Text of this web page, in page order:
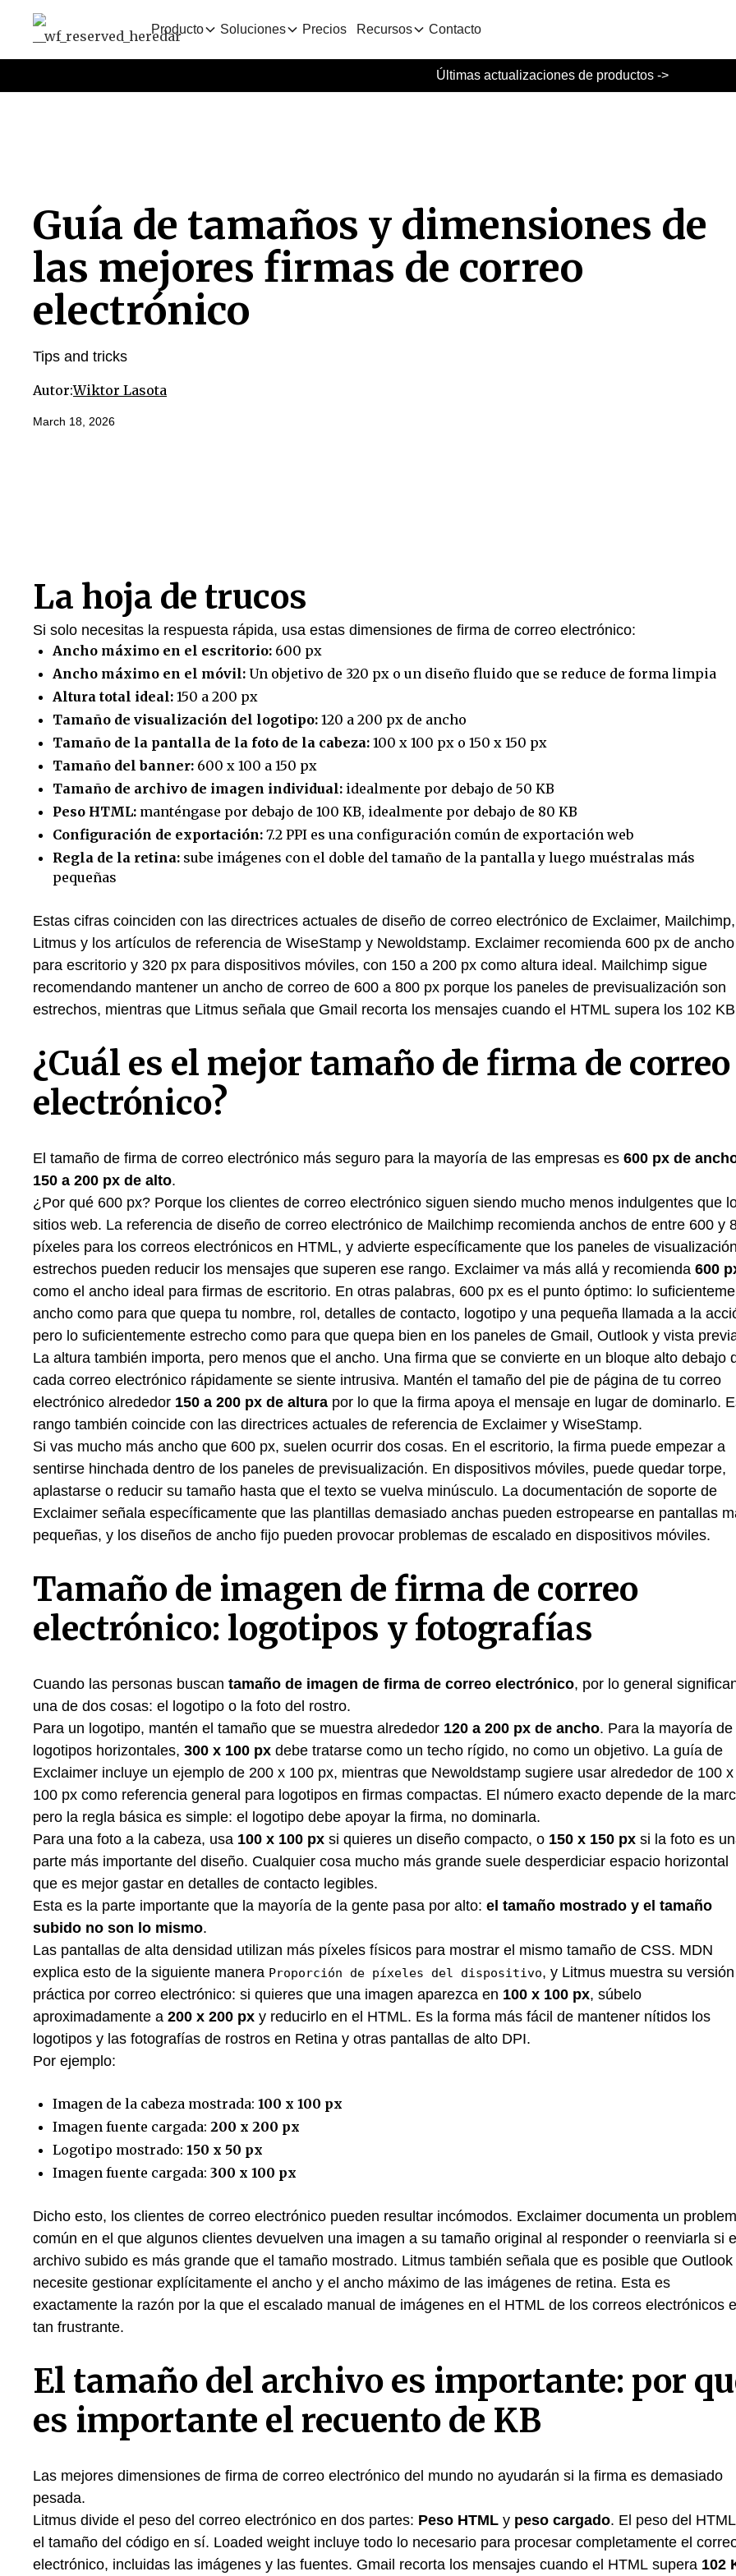
Producto Soluciones Precios Recursos Contacto
Últimas actualizaciones de productos ->
Guía de tamaños y dimensiones de
las mejores firmas de correo
electrónico
Tips and tricks
Autor:Wiktor Lasota
March 18, 2026
La hoja de trucos
Si solo necesitas la respuesta rápida, usa estas dimensiones de firma de correo electrónico:
Ancho máximo en el escritorio: 600 px
Ancho máximo en el móvil: Un objetivo de 320 px o un diseño fluido que se reduce de forma limpia
Altura total ideal: 150 a 200 px
Tamaño de visualización del logotipo: 120 a 200 px de ancho
Tamaño de la pantalla de la foto de la cabeza: 100 x 100 px o 150 x 150 px
Tamaño del banner: 600 x 100 a 150 px
Tamaño de archivo de imagen individual: idealmente por debajo de 50 KB
Peso HTML: manténgase por debajo de 100 KB, idealmente por debajo de 80 KB
Configuración de exportación: 7.2 PPI es una configuración común de exportación web
Regla de la retina: sube imágenes con el doble del tamaño de la pantalla y luego muéstralas más
pequeñas
Estas cifras coinciden con las directrices actuales de diseño de correo electrónico de Exclaimer, Mailchimp,
Litmus y los artículos de referencia de WiseStamp y Newoldstamp. Exclaimer recomienda 600 px de ancho
para escritorio y 320 px para dispositivos móviles, con 150 a 200 px como altura ideal. Mailchimp sigue
recomendando mantener un ancho de correo de 600 a 800 px porque los paneles de previsualización son
estrechos, mientras que Litmus señala que Gmail recorta los mensajes cuando el HTML supera los 102
¿Cuál es el mejor tamaño de firma de correo
electrónico?
El tamaño de firma de correo electrónico más seguro para la mayoría de las empresas es 600 px de
150 a 200 px de alto.
¿Por qué 600 px? Porque los clientes de correo electrónico siguen siendo mucho menos indulgentes que
sitios web. La referencia de diseño de correo electrónico de Mailchimp recomienda anchos de entre 600 y
píxeles para los correos electrónicos en HTML, y advierte específicamente que los paneles de visualización
estrechos pueden reducir los mensajes que superen ese rango. Exclaimer va más allá y recomienda 600
como el ancho ideal para firmas de escritorio. En otras palabras, 600 px es el punto óptimo: lo
ancho como para que quepa tu nombre, rol, detalles de contacto, logotipo y una pequeña llamada a la
pero lo suficientemente estrecho como para que quepa bien en los paneles de Gmail, Outlook y vista
La altura también importa, pero menos que el ancho. Una firma que se convierte en un bloque alto debajo
cada correo electrónico rápidamente se siente intrusiva. Mantén el tamaño del pie de página de tu correo
electrónico alrededor 150 a 200 px de altura por lo que la firma apoya el mensaje en lugar de dominarlo.
rango también coincide con las directrices actuales de referencia de Exclaimer y WiseStamp.
Si vas mucho más ancho que 600 px, suelen ocurrir dos cosas. En el escritorio, la firma puede empezar a
sentirse hinchada dentro de los paneles de previsualización. En dispositivos móviles, puede quedar torpe,
aplastarse o reducir su tamaño hasta que el texto se vuelva minúsculo. La documentación de soporte de
Exclaimer señala específicamente que las plantillas demasiado anchas pueden estropearse en pantallas
pequeñas, y los diseños de ancho fijo pueden provocar problemas de escalado en dispositivos móviles.
Tamaño de imagen de firma de correo
electrónico: logotipos y fotografías
Cuando las personas buscan tamaño de imagen de firma de correo electrónico, por lo general
una de dos cosas: el logotipo o la foto del rostro.
Para un logotipo, mantén el tamaño que se muestra alrededor 120 a 200 px de ancho. Para la mayoría de
logotipos horizontales, 300 x 100 px debe tratarse como un techo rígido, no como un objetivo. La guía de
Exclaimer incluye un ejemplo de 200 x 100 px, mientras que Newoldstamp sugiere usar alrededor de 100 x
100 px como referencia general para logotipos en firmas compactas. El número exacto depende de la
pero la regla básica es simple: el logotipo debe apoyar la firma, no dominarla.
Para una foto a la cabeza, usa 100 x 100 px si quieres un diseño compacto, o 150 x 150 px si la foto es
parte más importante del diseño. Cualquier cosa mucho más grande suele desperdiciar espacio horizontal
que es mejor gastar en detalles de contacto legibles.
Esta es la parte importante que la mayoría de la gente pasa por alto: el tamaño mostrado y el tamaño
subido no son lo mismo.
Las pantallas de alta densidad utilizan más píxeles físicos para mostrar el mismo tamaño de CSS. MDN
explica esto de la siguiente manera Proporción de píxeles del dispositivo, y Litmus muestra su versión
práctica por correo electrónico: si quieres que una imagen aparezca en 100 x 100 px, súbelo
aproximadamente a 200 x 200 px y reducirlo en el HTML. Es la forma más fácil de mantener nítidos los
logotipos y las fotografías de rostros en Retina y otras pantallas de alto DPI.
Por ejemplo:
Imagen de la cabeza mostrada: 100 x 100 px
Imagen fuente cargada: 200 x 200 px
Logotipo mostrado: 150 x 50 px
Imagen fuente cargada: 300 x 100 px
Dicho esto, los clientes de correo electrónico pueden resultar incómodos. Exclaimer documenta un
común en el que algunos clientes devuelven una imagen a su tamaño original al responder o reenviarla si
archivo subido es más grande que el tamaño mostrado. Litmus también señala que es posible que Outlook
necesite gestionar explícitamente el ancho y el ancho máximo de las imágenes de retina. Esta es
exactamente la razón por la que el escalado manual de imágenes en el HTML de los correos electrónicos
tan frustrante.
El tamaño del archivo es importante: por
es importante el recuento de KB
Las mejores dimensiones de firma de correo electrónico del mundo no ayudarán si la firma es demasiado
pesada.
Litmus divide el peso del correo electrónico en dos partes: Peso HTML y peso cargado. El peso del
el tamaño del código en sí. Loaded weight incluye todo lo necesario para procesar completamente el
electrónico, incluidas las imágenes y las fuentes. Gmail recorta los mensajes cuando el HTML supera 102